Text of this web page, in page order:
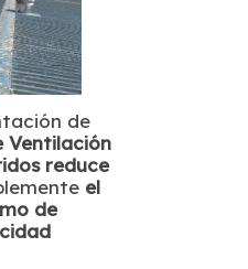
de
Ventilación
reduce
el
de